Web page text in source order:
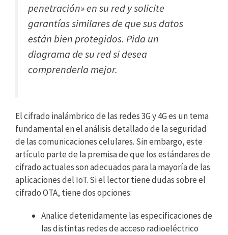
penetración» en su red y solicite
garantías similares de que sus datos
están bien protegidos. Pida un
diagrama de su red si desea
comprenderla mejor.
El cifrado inalámbrico de las redes 3G y 4G es un tema
fundamental en el análisis detallado de la seguridad
de las comunicaciones celulares. Sin embargo, este
artículo parte de la premisa de que los estándares de
cifrado actuales son adecuados para la mayoría de las
aplicaciones del IoT. Si el lector tiene dudas sobre el
cifrado OTA, tiene dos opciones:
Analice detenidamente las especificaciones de
las distintas redes de acceso radioeléctrico